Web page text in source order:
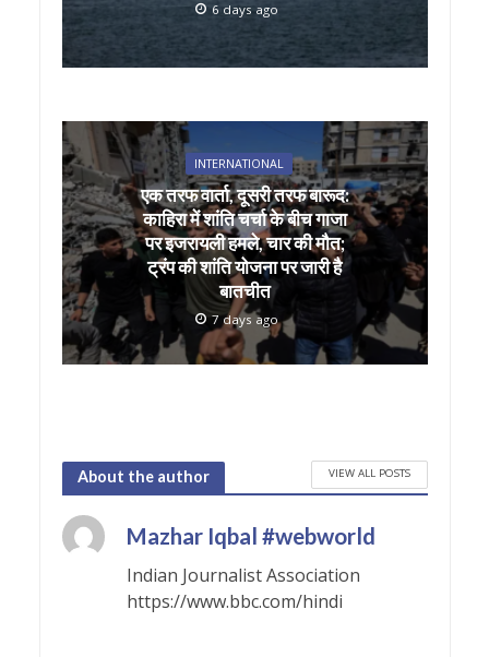
6 days ago
INTERNATIONAL
एक तरफ वार्ता, दूसरी तरफ बारूद:
काहिरा में शांति चर्चा के बीच गाजा
पर इजरायली हमले, चार की मौत;
ट्रंप की शांति योजना पर जारी है
बातचीत
7 days ago
About the author VIEW ALL POSTS
Mazhar Iqbal #webworld
Indian Journalist Association
https://www.bbc.com/hindi